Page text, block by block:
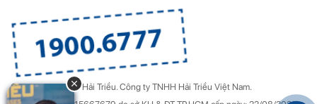
Copyright by Kính Hải Triều.Công ty TNHH Hải Triều Việt Nam.